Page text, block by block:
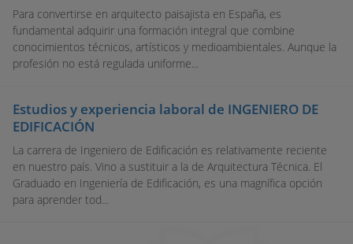
Para convertirse en arquitecto paisajista en España, es
fundamental adquirir una formación integral que combine
conocimientos técnicos, artísticos y medioambientales. Aunque la
profesión no está regulada uniforme...
Estudios y experiencia laboral de INGENIERO DE
EDIFICACIÓN
La carrera de Ingeniero de Edificación es relativamente reciente
en nuestro país. Vino a sustituir a la de Arquitectura Técnica. El
Graduado en Ingeniería de Edificación, es una magnífica opción
para aprender tod...